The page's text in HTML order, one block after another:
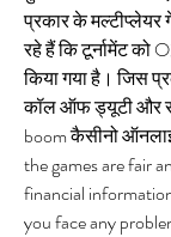
प्रकार के मल्टीप्लेयर
रहे हैं कि टूर्नामेंट को
किया गया है। जिस
कॉल ऑफ ड्यूटी और
boom कैसीनो
the games are fair
financial
you face any